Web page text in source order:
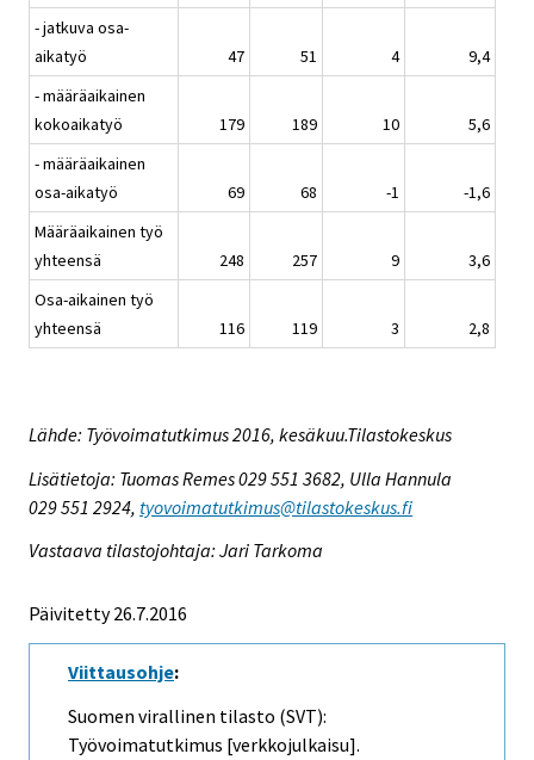
- jatkuva osa-
aikatyö
47 51 4
9,4
- määräaikainen
kokoaikatyö
179 189 10
5,6
- määräaikainen
osa-aikatyö
69 68 -1
-1,6
Määräaikainen työ
yhteensä
248 257 9
3,6
Osa-aikainen työ
yhteensä
116 119 3 2,8
Lähde: Työvoimatutkimus 2016, kesäkuu.Tilastokeskus
Lisätietoja: Tuomas Remes 029 551 3682, Ulla Hannula
029 551 2924, tyovoimatutkimus@tilastokeskus.fi
Vastaava tilastojohtaja: Jari Tarkoma
Päivitetty 26.7.2016
Viittausohje:
Suomen virallinen tilasto (SVT):
Työvoimatutkimus [verkkojulkaisu].